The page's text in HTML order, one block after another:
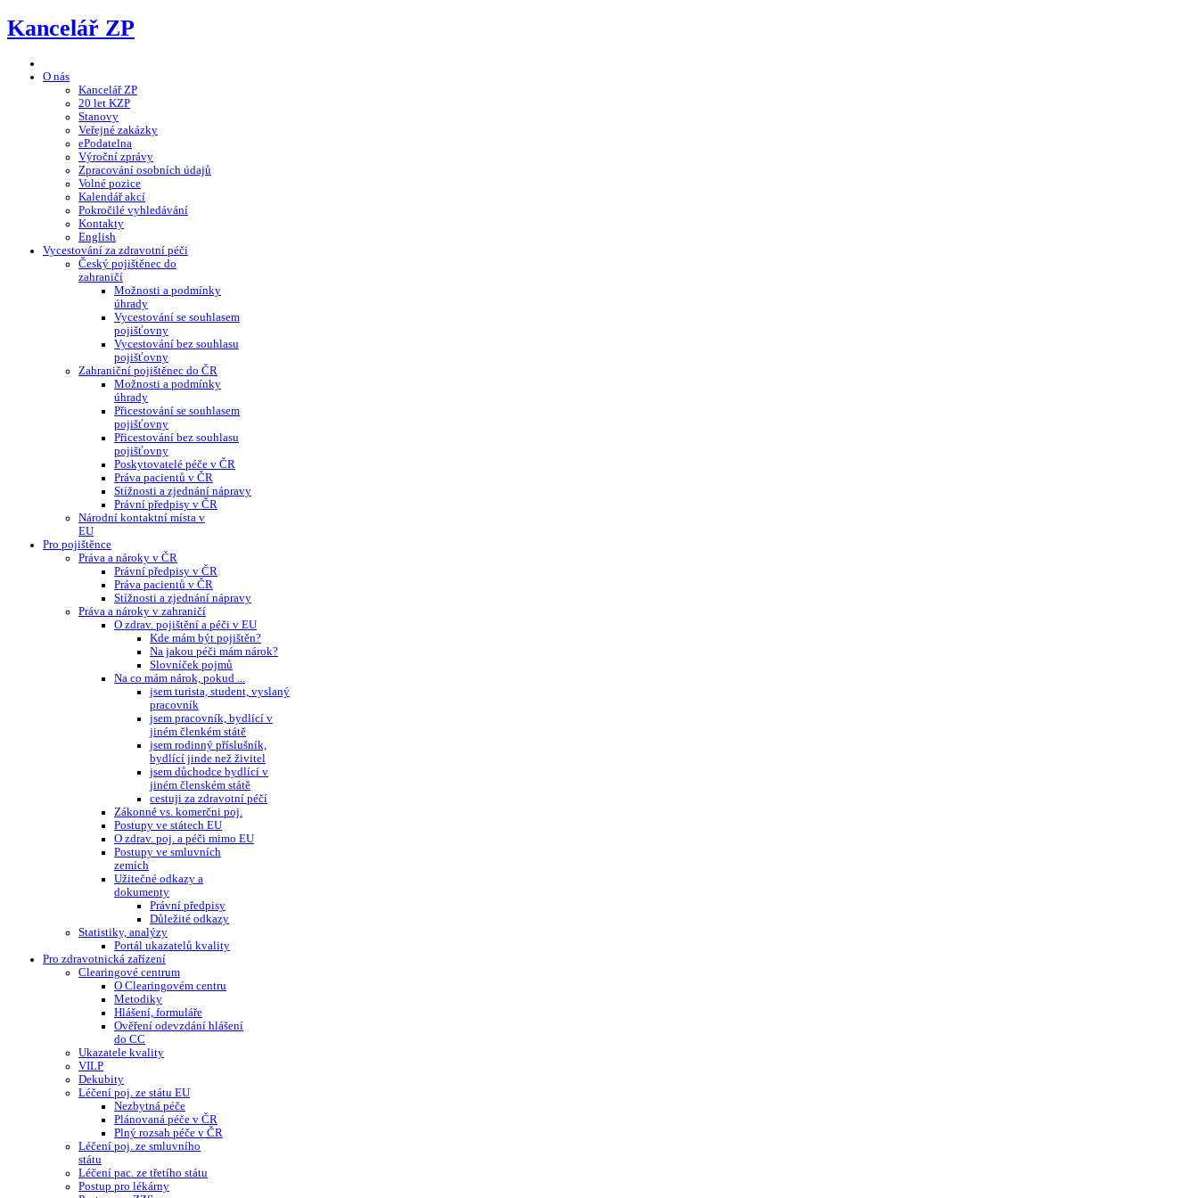
Kancelář ZP
O nás
Kancelář ZP
20 let KZP
Stanovy
Veřejné zakázky
ePodatelna
Výroční zprávy
Zpracování osobních údajů
Volné pozice
Kalendář akcí
Pokročilé vyhledávání
Kontakty
English
Vycestování za zdravotní péči
Český pojištěnec do
zahraničí
Možnosti a podmínky
úhrady
Vycestování se souhlasem
pojišťovny
Vycestování bez souhlasu
pojišťovny
Zahraniční pojištěnec do ČR
Možnosti a podmínky
úhrady
Přicestování se souhlasem
pojišťovny
Přicestování bez souhlasu
pojišťovny
Poskytovatelé péče v ČR
Práva pacientů v ČR
Stížnosti a zjednání nápravy
Právní předpisy v ČR
Národní kontaktní místa v
EU
Pro pojištěnce
Práva a nároky v ČR
Právní předpisy v ČR
Práva pacientů v ČR
Stížnosti a zjednání nápravy
Práva a nároky v zahraničí
O zdrav. pojištění a péči v EU
Kde mám být pojištěn?
Na jakou péči mám nárok?
Slovníček pojmů
Na co mám nárok, pokud ...
jsem turista, student, vyslaný
pracovník
jsem pracovník, bydlící v
jiném členkém státě
jsem rodinný příslušník,
bydlící jinde než živitel
jsem důchodce bydlící v
jiném členském státě
cestuji za zdravotní péčí
Zákonné vs. komerčni poj.
Postupy ve státech EU
O zdrav. poj. a péči mimo EU
Postupy ve smluvních
zemích
Užitečné odkazy a
dokumenty
Právní předpisy
Důležité odkazy
Statistiky, analýzy
Portál ukazatelů kvality
Pro zdravotnická zařízení
Clearingové centrum
O Clearingovém centru
Metodiky
Hlášení, formuláře
Ověření odevzdání hlášení
do CC
Ukazatele kvality
VILP
Dekubity
Léčení poj. ze státu EU
Nezbytná péče
Plánovaná péče v ČR
Plný rozsah péče v ČR
Léčení poj. ze smluvního
státu
Léčení pac. ze třetího státu
Postup pro lékárny